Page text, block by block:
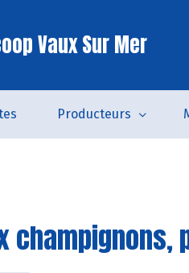
Vaux Sur Mer
Producteurs